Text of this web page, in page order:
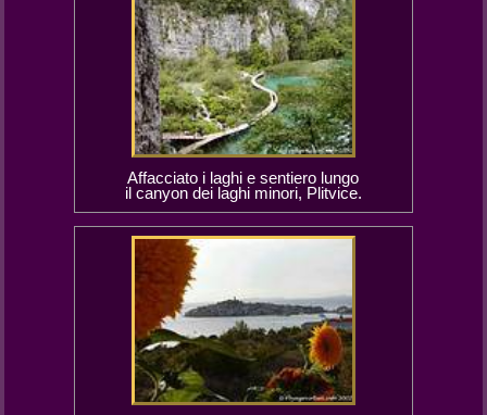
Affacciato i laghi e sentiero lungo
il canyon dei laghi minori, Plitvice.